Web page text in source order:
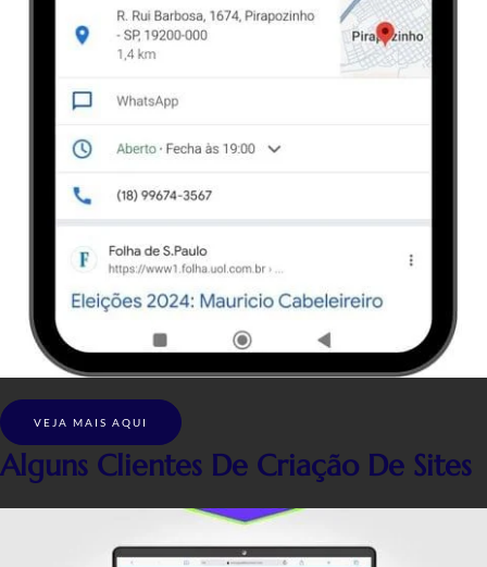
VEJA MAIS AQUI
Alguns Clientes De Criação De Sites